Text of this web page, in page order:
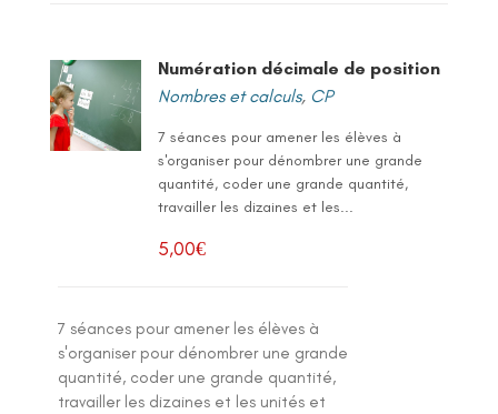
Numération décimale de position
Nombres et calculs, CP
7 séances pour amener les élèves à
s'organiser pour dénombrer une grande
quantité, coder une grande quantité,
travailler les dizaines et les...
5,00€
7 séances pour amener les élèves à
s'organiser pour dénombrer une grande
quantité, coder une grande quantité,
travailler les dizaines et les unités et